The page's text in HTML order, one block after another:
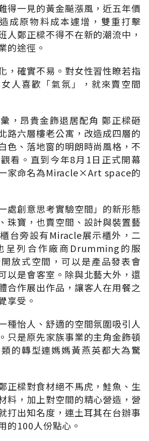
得一見的黃金飇漲風，近五年價
成原物料成本遽增，雙重打擊
人鄭正樑不得不在新的潮流中，
的途徑。
，確實不易。對女性習性瞭若指
人喜歡「氣氛」，就來賣空間
，昂貴金飾退居配角 鄭正樑砸
路六層樓老公寓，改造成四層的
色、落地窗的明朗時尚風格，不
看。直到今年8月1日正式開幕
家命名為Miracle×Art space的
處創意思考實驗空間」的新形態
珠寶，也賣空間、設計與裝置藝
台旁設有Miracle展示櫃外，二
呈列合作廠商Drumming的服
放式空間，可以是產品發表會
以是會客室。除與北藝大外，還
合作展出作品，讓客人在用餐之
享受。
種怡人、舒適的空間氛圍吸引人
只是原先家族事業的主角金飾頓
的轉型連媽媽黃燕英都大為驚
正樑對食材絕不馬虎，鮭魚、生
料，加上對空間的精心營造，營
打出知名度，連土耳其在台辦事
的100人份點心。